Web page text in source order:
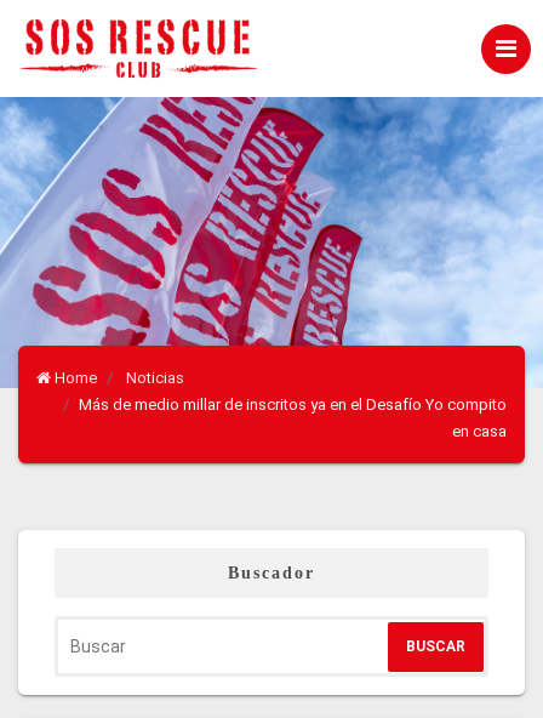
Home
Noticias
Más de medio millar de inscritos ya en el Desafío Yo compito
en casa
Buscador